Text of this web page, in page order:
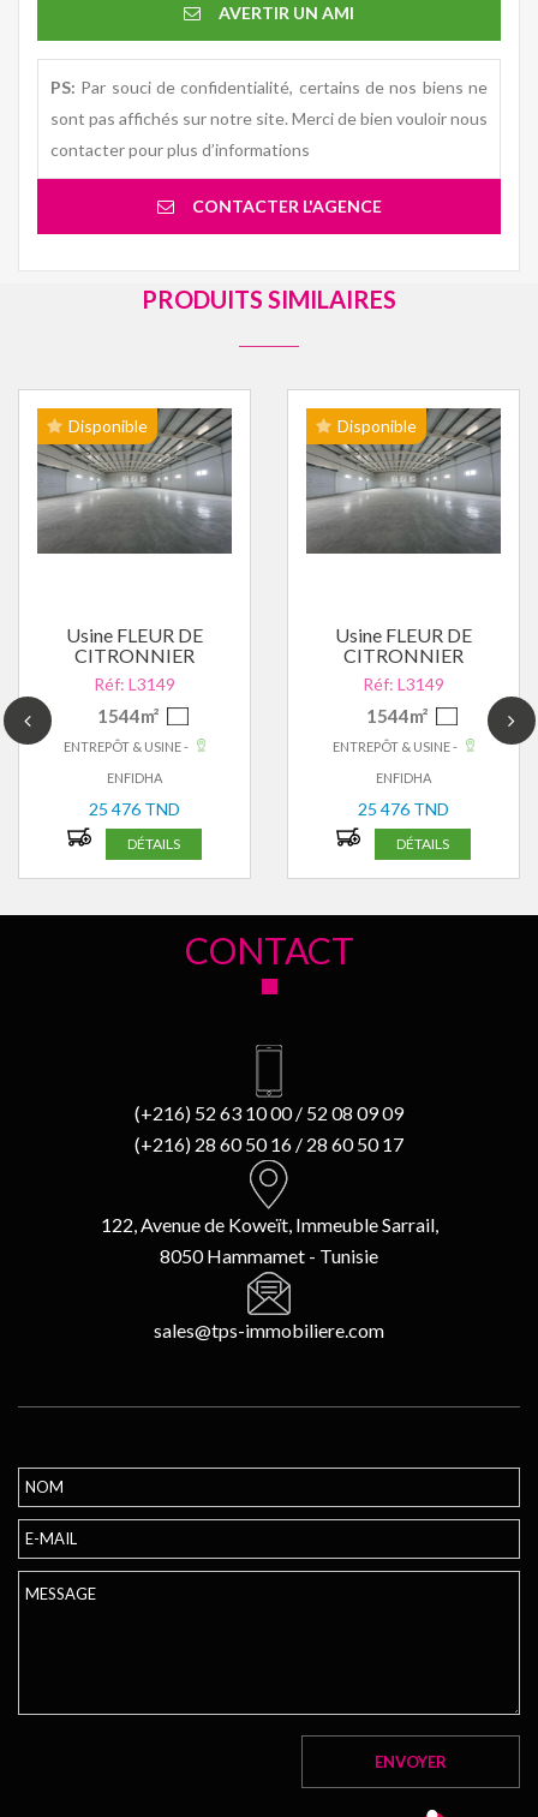
AVERTIR UN AMI
PS: Par souci de confidentialité, certains de nos biens ne
sont pas affichés sur notre site. Merci de bien vouloir nous
contacter pour plus d’informations
CONTACTER L'AGENCE
PRODUITS SIMILAIRES
Disponible
Usine FLEUR DE
CITRONNIER
Réf: L3149
1544m²
ENTREPÔT & USINE -
ENFIDHA
25 476 TND
DÉTAILS
Disponible
Usine FLEUR DE
CITRONNIER
Réf: L3149
1544m²
ENTREPÔT & USINE -
ENFIDHA
25 476 TND
DÉTAILS
CONTACT
(+216) 52 63 10 00 / 52 08 09 09
(+216) 28 60 50 16 / 28 60 50 17
122, Avenue de Koweït, Immeuble Sarrail,
8050 Hammamet - Tunisie
sales@tps-immobiliere.com